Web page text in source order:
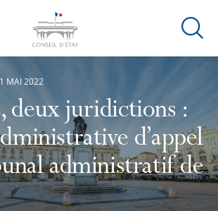
Ouvrir
de
deux juridictions :
d’appel
administratif de
MAI 2022